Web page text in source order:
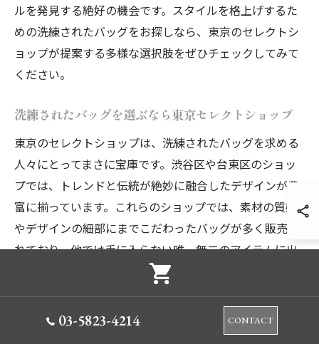
ルを発見する絶好の機会です。スタイルを格上げするた
めの洗練されたバッグをお探しなら、東京のセレクトシ
ョップが提案する多様な選択肢をぜひチェックしてみて
ください。
洗練されたバッグを選ぶなら東京セレクトショップ
東京のセレクトショップは、洗練されたバッグを求める
人々にとってまさに宝庫です。渋谷区や台東区のショッ
プでは、トレンドと伝統が絶妙に融合したデザインが豊
富に揃っています。これらのショップでは、素材の質感
やデザインの細部にまでこだわったバッグが多く販売さ
れており、他では手に入らない唯一無二のアイテムに出
会うことができます。その中でも、特に注目すべきは、
したアイテムは、日常使いから特別なシーンまで幅広く
活躍し、持つだけで洗練された印象を与えてくれます。
03-5823-4214 CONTACT